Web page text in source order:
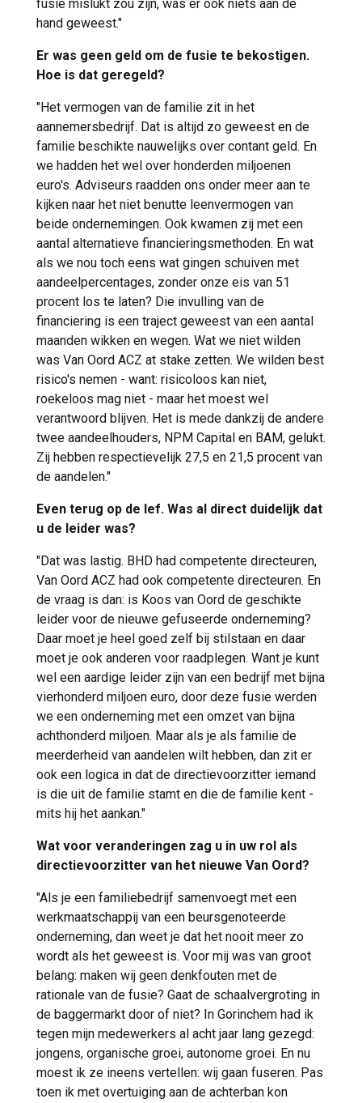
fusie mislukt zou zijn, was er ook niets aan de
hand geweest."
Er was geen geld om de fusie te bekostigen.
Hoe is dat geregeld?
"Het vermogen van de familie zit in het
aannemersbedrijf. Dat is altijd zo geweest en de
familie beschikte nauwelijks over contant geld. En
we hadden het wel over honderden miljoenen
euro's. Adviseurs raadden ons onder meer aan te
kijken naar het niet benutte leenvermogen van
beide ondernemingen. Ook kwamen zij met een
aantal alternatieve financieringsmethoden. En wat
als we nou toch eens wat gingen schuiven met
aandeelpercentages, zonder onze eis van 51
procent los te laten? Die invulling van de
financiering is een traject geweest van een aantal
maanden wikken en wegen. Wat we niet wilden
was Van Oord ACZ at stake zetten. We wilden best
risico's nemen - want: risicoloos kan niet,
roekeloos mag niet - maar het moest wel
verantwoord blijven. Het is mede dankzij de andere
twee aandeelhouders, NPM Capital en BAM, gelukt.
Zij hebben respectievelijk 27,5 en 21,5 procent van
de aandelen."
Even terug op de lef. Was al direct duidelijk dat
u de leider was?
"Dat was lastig. BHD had competente directeuren,
Van Oord ACZ had ook competente directeuren. En
de vraag is dan: is Koos van Oord de geschikte
leider voor de nieuwe gefuseerde onderneming?
Daar moet je heel goed zelf bij stilstaan en daar
moet je ook anderen voor raadplegen. Want je kunt
wel een aardige leider zijn van een bedrijf met bijna
vierhonderd miljoen euro, door deze fusie werden
we een onderneming met een omzet van bijna
achthonderd miljoen. Maar als je als familie de
meerderheid van aandelen wilt hebben, dan zit er
ook een logica in dat de directievoorzitter iemand
is die uit de familie stamt en die de familie kent -
mits hij het aankan."
Wat voor veranderingen zag u in uw rol als
directievoorzitter van het nieuwe Van Oord?
"Als je een familiebedrijf samenvoegt met een
werkmaatschappij van een beursgenoteerde
onderneming, dan weet je dat het nooit meer zo
wordt als het geweest is. Voor mij was van groot
belang: maken wij geen denkfouten met de
rationale van de fusie? Gaat de schaalvergroting in
de baggermarkt door of niet? In Gorinchem had ik
tegen mijn medewerkers al acht jaar lang gezegd:
jongens, organische groei, autonome groei. En nu
moest ik ze ineens vertellen: wij gaan fuseren. Pas
toen ik met overtuiging aan de achterban kon